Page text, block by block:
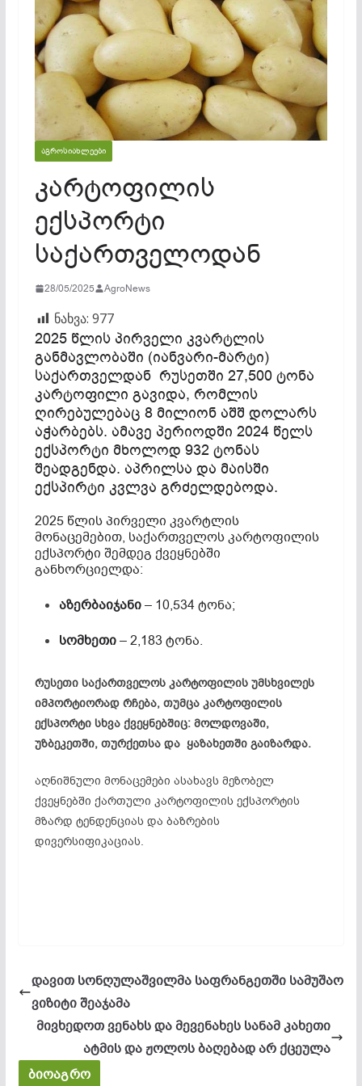
ᲐᲒᲠᲝᲡᲘᲐᲮᲚᲔᲔᲑᲘ
კარტოფილის
ექსპორტი
საქართველოდან
28/05/2025 AgroNews
ნახვა: 977
2025 წლის პირველი კვარტლის
განმავლობაში (იანვარი-მარტი)
საქართველდან რუსეთში 27,500 ტონა
კარტოფილი გავიდა, რომლის
ღირებულებაც 8 მილიონ აშშ დოლარს
აჭარბებს. ამავე პერიოდში 2024 წელს
ექსპორტი მხოლოდ 932 ტონას
შეადგენდა. აპრილსა და მაისში
ექსპირტი კვლვა გრძელდებოდა.
2025 წლის პირველი კვარტლის
მონაცემებით, საქართველოს კარტოფილის
ექსპორტი შემდეგ ქვეყნებში
განხორციელდა:
აზერბაიჯანი– 10,534 ტონა;
სომხეთი– 2,183 ტონა.
რუსეთი საქართველოს კარტოფილის უმსხვილეს
იმპორტიორად რჩება, თუმცა კარტოფილის
ექსპორტი სხვა ქვეყნებშიც: მოლდოვაში,
უზბეკეთში, თურქეთსა და ყაზახეთში გაიზარდა.
აღნიშნული მონაცემები ასახავს მეზობელ
ქვეყნებში ქართული კარტოფილის ექსპორტის
მზარდ ტენდენციას და ბაზრების
დივერსიფიკაციას.
დავით სონღულაშვილმა საფრანგეთში სამუშაო
ვიზიტი შეაჯამა
მივხედოთ ვენახს და მევენახეს სანამ კახეთი
ატმის და ჟოლოს ბაღებად არ ქცეულა
ბიოაგრო